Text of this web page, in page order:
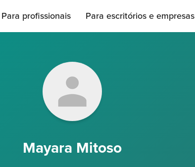
Para profissionais Para escritórios e empresas
Mayara Mitoso